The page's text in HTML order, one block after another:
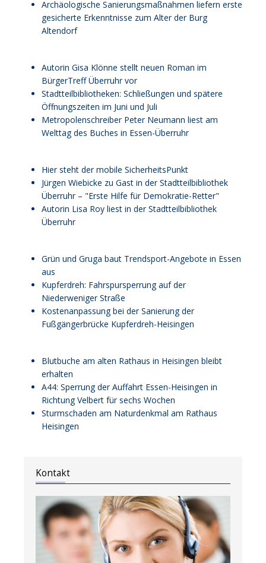
Archäologische Sanierungsmaßnahmen liefern erste
gesicherte Erkenntnisse zum Alter der Burg
Altendorf
Autorin Gisa Klönne stellt neuen Roman im
BürgerTreff Überruhr vor
Stadtteilbibliotheken: Schließungen und spätere
Öffnungszeiten im Juni und Juli
Metropolenschreiber Peter Neumann liest am
Welttag des Buches in Essen-Überruhr
Hier steht der mobile SicherheitsPunkt
Jürgen Wiebicke zu Gast in der Stadtteilbibliothek
Überruhr – "Erste Hilfe für Demokratie-Retter"
Autorin Lisa Roy liest in der Stadtteilbibliothek
Überruhr
Grün und Gruga baut Trendsport-Angebote in Essen
aus
Kupferdreh: Fahrspursperrung auf der
Niederweniger Straße
Kostenanpassung bei der Sanierung der
Fußgängerbrücke Kupferdreh-Heisingen
Blutbuche am alten Rathaus in Heisingen bleibt
erhalten
A44: Sperrung der Auffahrt Essen-Heisingen in
Richtung Velbert für sechs Wochen
Sturmschaden am Naturdenkmal am Rathaus
Heisingen
Kontakt